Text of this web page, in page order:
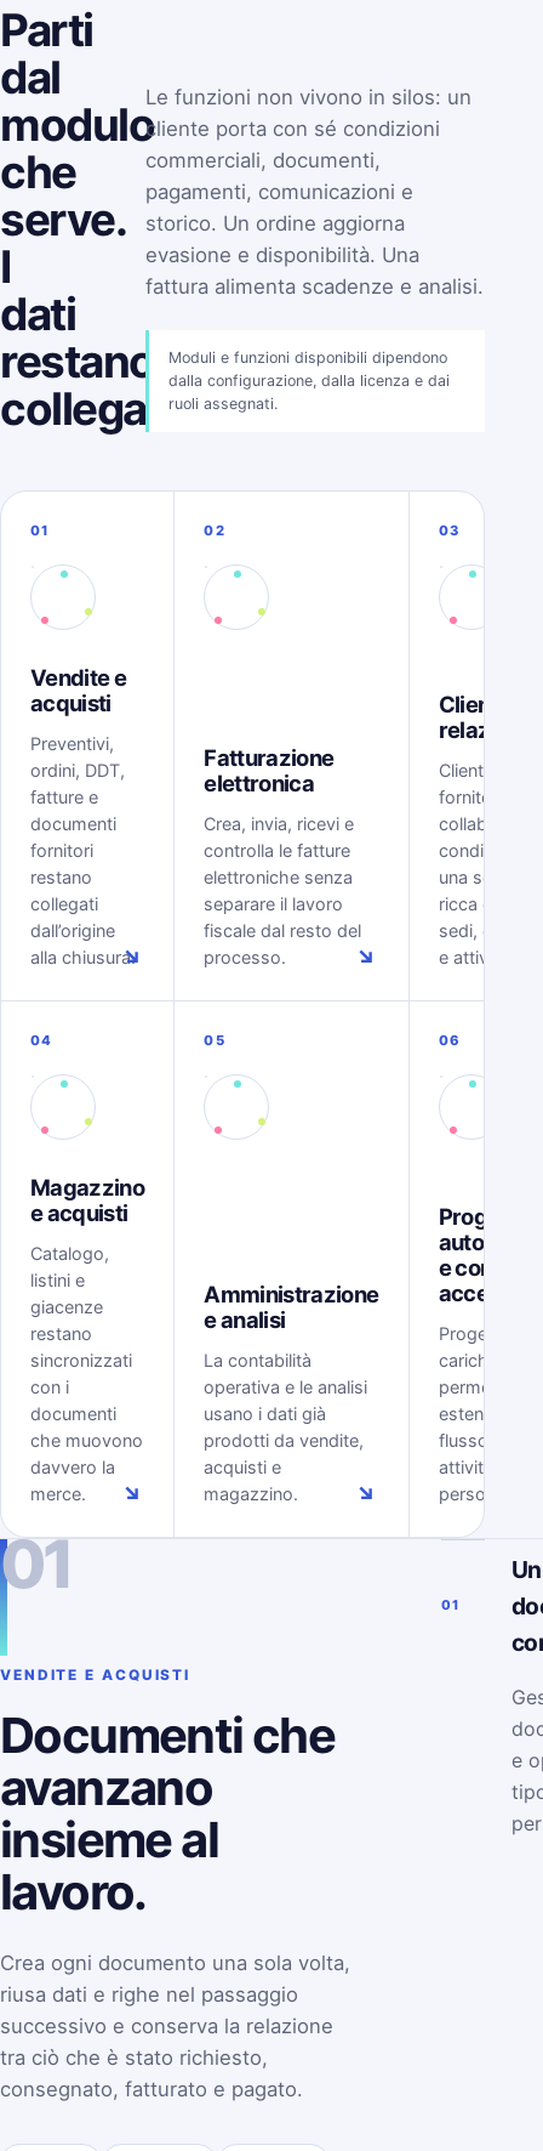
Parti
dal
modulo
che
serve.
I
dati
restano
collegati.
Le funzioni non vivono in silos: un
cliente porta con sé condizioni
commerciali, documenti,
pagamenti, comunicazioni e
storico. Un ordine aggiorna
evasione e disponibilità. Una
fattura alimenta scadenze e analisi.
Moduli e funzioni disponibili dipendono
dalla configurazione, dalla licenza e dai
ruoli assegnati.
01
Vendite e
acquisti
Preventivi,
ordini, DDT,
fatture e
documenti
fornitori
restano
collegati
dall’origine
alla chiusura.
↘
02
Fatturazione
elettronica
Crea, invia, ricevi e
controlla le fatture
elettroniche senza
separare il lavoro
fiscale dal resto del
processo.
↘
03
Clienti e
relazioni
Clienti, lead,
fornitori e
collaboratori
condividono
una scheda
ricca di
sedi,
e attività.
04
Magazzino
e acquisti
Catalogo,
listini e
giacenze
restano
sincronizzati
con i
documenti
che muovono
davvero la
merce.
↘
05
Amministrazione
e analisi
La contabilità
operativa e le analisi
usano i dati già
prodotti da vendite,
acquisti e
magazzino.
↘
06
Progetti,
e
accessi
Progetti,
carichi,
permessi
estendono il
flusso ERP
attività delle
persone.
01
VENDITE E ACQUISTI
Documenti che
avanzano
insieme al
lavoro.
Crea ogni documento una sola volta,
riusa dati e righe nel passaggio
successivo e conserva la relazione
tra ciò che è stato richiesto,
consegnato, fatturato e pagato.
01
e